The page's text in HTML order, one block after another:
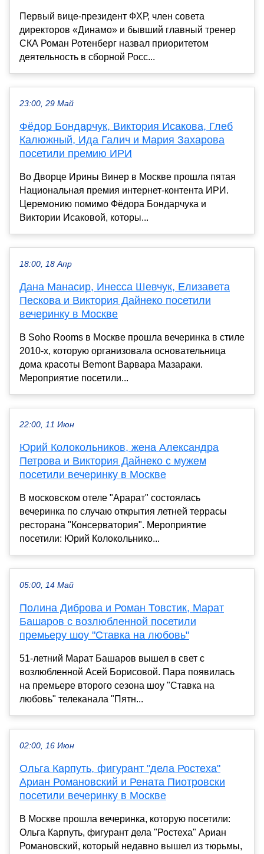
Первый вице-президент ФХР, член совета
директоров «Динамо» и бывший главный тренер
СКА Роман Ротенберг назвал приоритетом
деятельность в сборной Росс...
23:00, 29 Май
Фёдор Бондарчук, Виктория Исакова, Глеб
Калюжный, Ида Галич и Мария Захарова
посетили премию ИРИ
Во Дворце Ирины Винер в Москве прошла пятая
Национальная премия интернет-контента ИРИ.
Церемонию помимо Фёдора Бондарчука и
Виктории Исаковой, которы...
18:00, 18 Апр
Дана Манасир, Инесса Шевчук, Елизавета
Пескова и Виктория Дайнеко посетили
вечеринку в Москве
В Soho Rooms в Москве прошла вечеринка в стиле
2010-х, которую организовала основательница
дома красоты Bemont Варвара Мазараки.
Мероприятие посетили...
22:00, 11 Июн
Юрий Колокольников, жена Александра
Петрова и Виктория Дайнеко с мужем
посетили вечеринку в Москве
В московском отеле "Арарат" состоялась
вечеринка по случаю открытия летней террасы
ресторана "Консерватория". Мероприятие
посетили: Юрий Колокольнико...
05:00, 14 Май
Полина Диброва и Роман Товстик, Марат
Башаров с возлюбленной посетили
премьеру шоу "Ставка на любовь"
51-летний Марат Башаров вышел в свет с
возлюбленной Асей Борисовой. Пара появилась
на премьере второго сезона шоу "Ставка на
любовь" телеканала "Пятн...
02:00, 16 Июн
Ольга Карпуть, фигурант "дела Ростеха"
Ариан Романовский и Рената Пиотровски
посетили вечеринку в Москве
В Москве прошла вечеринка, которую посетили:
Ольга Карпуть, фигурант дела "Ростеха" Ариан
Романовский, который недавно вышел из тюрьмы,